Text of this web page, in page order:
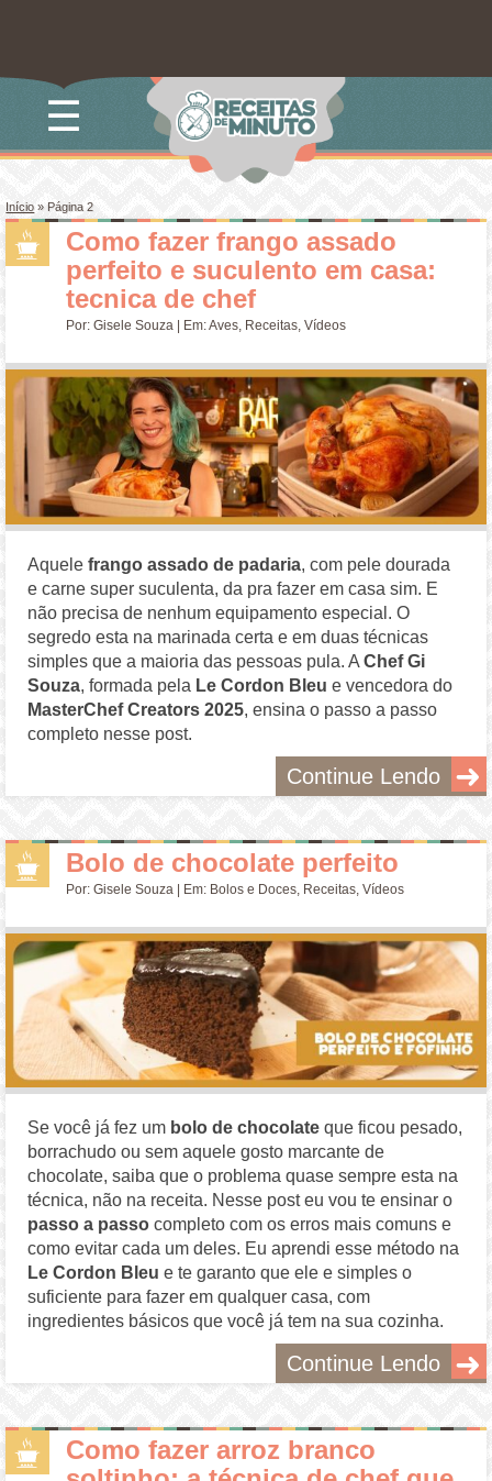
☰
Início» Página 2
Como fazer frango assado
perfeito e suculento em casa:
tecnica de chef
Por:Gisele Souza | Em:Aves, Receitas,Vídeos
Aquelefrango assado de padaria, com pele dourada
e carne super suculenta, da pra fazer em casa sim. E
não precisa de nenhum equipamento especial. O
segredo esta na marinada certa e em duas técnicas
simples que a maioria das pessoas pula. AChef Gi
Souza, formada pela Le Cordon Bleu e vencedora do
MasterChef Creators 2025, ensina o passo a passo
completo nesse post.
Continue Lendo
Bolo de chocolate perfeito
Por:Gisele Souza | Em: Bolos e Doces Receitas ,Vídeos
Se você já fez um bolo de chocolate que ficou pesado,
borrachudo ou sem aquele gosto marcante de
chocolate, saiba que o problema quase sempre esta na
técnica, não na receita. Nesse post eu vou te ensinar o
passo a passo completo com os erros mais comuns e
como evitar cada um deles. Eu aprendi esse método na
Le Cordon Bleu e te garanto que ele e simples o
suficiente para fazer em qualquer casa, com
ingredientes básicos que você já tem na sua cozinha.
Continue Lendo
Como fazer arroz branco